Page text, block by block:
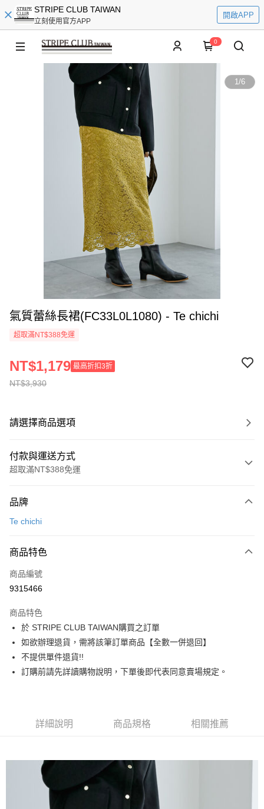
STRIPE CLUB TAIWAN
立刻使用官方APP
開啟APP
0
1/6
氣質蕾絲長裙(FC33L0L1080) - Te chichi
超取滿NT$388免運
NT$3,930
NT$1,179 最高折扣3折
請選擇商品選項
付款與運送方式
超取滿NT$388免運
信用卡一次付款
3 期 0 利率 每期
合作金庫商業銀行
上海商業儲蓄銀行
臺灣中小企業銀行
匯豐（台灣）商業銀行
華泰商業銀行
聯邦商業銀行
遠東國際商業銀行
元大商業銀行
玉山商業銀行
星展（台灣）商業銀行
超商取貨付款
LINE Pay
Apple Pay
悠遊付
Google Pay
1.本服務由台灣大哥大提供，台灣大哥大用戶可立即使用無須另外申請。
2.付款方式選擇「大哥付你分期」，訂單成立後會自動跳轉到大哥付的交易
3.實際核准額度、可分期數及費用金額請依後續交易確認頁面所載為準。
4.訂單成立30分鐘內，如未前往確認交易或遇審核未通過，訂單將自動取
消。如遇「轉專審核」未通過狀況，表示未達大哥付你分期系統評分，恕無
【繳款方式說明】
AFTEE先享後付
便利好安心！
１．簡單：不需註冊會員、不需綁卡、不需儲值。
２．便利：只要手機號碼，簡訊認證，即可結帳。
３．安心：先確認商品／服務後，再付款。
運送方式
全家取貨付款
品牌
Te chichi
商品特色
商品編號
9315466
商品特色
於 STRIPE CLUB TAIWAN購買之訂單
如欲辦理退貨，需將該筆訂單商品【全數一併退回】
不提供單件退貨!!
訂購前請先詳讀購物說明，下單後即代表同意賣場規定。
詳細說明 商品規格 相關推薦